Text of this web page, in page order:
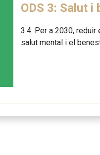
ODS 3: Salut i
3.4: Per a 2030,
salut mental i el